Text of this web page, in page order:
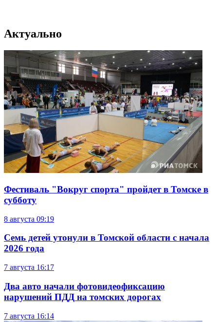
Актуально
Фестиваль "Вокруг спорта" пройдет в Томске в
субботу
8 августа 09:19
Семь детей утонули в Томской области с начала
2026 года
7 августа 16:17
Два авто начали фотовидеофиксацию
нарушений ПДД на томских дорогах
7 августа 16:14